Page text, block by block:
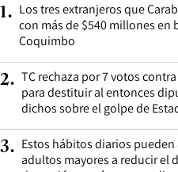
1. Los tres extranjeros que
con más de $540 millones en
Coquimbo
2. TC rechaza por 7 votos
para destituir al entonces
dichos sobre el golpe de
3. Estos hábitos diarios pueden
adultos mayores a reducir el